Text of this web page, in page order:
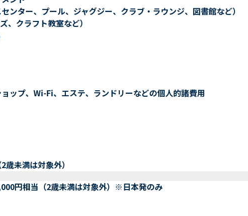
ンター、プール、ジャグジー、クラブ・ラウンジ、図書館など）
、クラフト教室など）
ップ、Wi-Fi、エステ、ランドリーなどの個人的諸費用
未満は対象外）
円相当（2歳未満は対象外）※日本発のみ